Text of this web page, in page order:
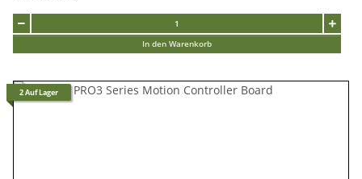
In den Warenkorb
2 Auf Lager